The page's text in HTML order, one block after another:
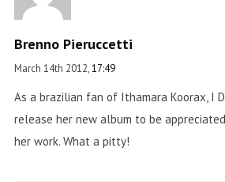
Brenno Pieruccetti
March 14th 2012,17:49
As a brazilian fan of Ithamara Koorax, I
release her new album to be
her work. What a pitty!